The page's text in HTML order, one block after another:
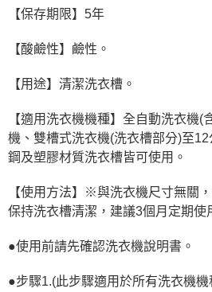
【保存期限】5年
【酸鹼性】鹼性。
【用途】清潔洗衣槽。
【適用洗衣機機種】全自動洗衣機(
機、雙槽式洗衣機(洗衣槽部分)至
鋼及塑膠材質洗衣槽皆可使用。
【使用方法】※與洗衣機尺寸無關
保持洗衣槽清潔，建議3個月定期使
●使用前請先確認洗衣機說明書。
●步驟1.(此步驟適用於所有洗衣機